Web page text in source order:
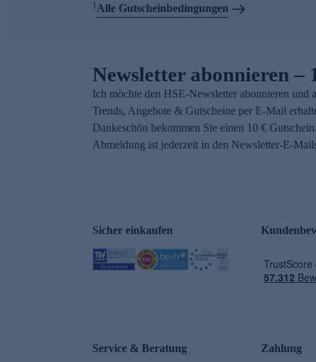
1Alle Gutscheinbedingungen
Newsletter abonnieren –
Ich möchte den HSE-Newsletter abonnieren und
Trends, Angebote & Gutscheine per E-Mail
Dankeschön bekommen Sie einen 10 €
Abmeldung ist jederzeit in den Newsletter-E-
Sicher einkaufen
Service & Beratung Zahlung